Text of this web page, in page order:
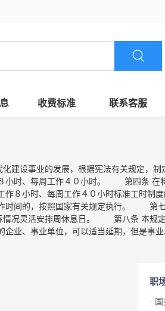
收费标准 联系客服
化建设事业的发展，根据宪法有关规定
时、每周工作４０小时。 第四条 在
小时、每周工作４０小时标准工时制
间的，按照国家有关规定执行。 第七
况灵活安排周休息日。 第八条 本规定
、事业单位，可以适当延期，但是事
职
·